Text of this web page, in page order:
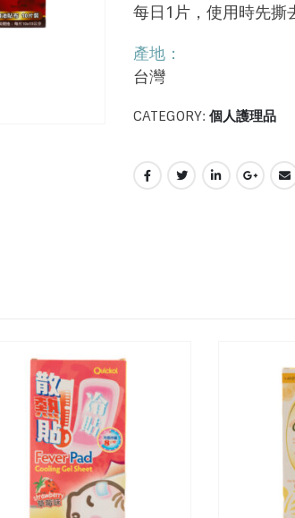
每日1片，使用時先撕
產地：
台灣
CATEGORY: 個人護理品